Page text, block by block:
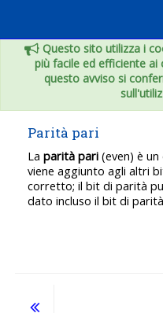
Questo sito utilizza i
più facile ed efficiente ai
questo avviso si
Parità pari
La parità pari(even) è
viene aggiunto agli altri
corretto; il bit di parità
dato incluso il bit di